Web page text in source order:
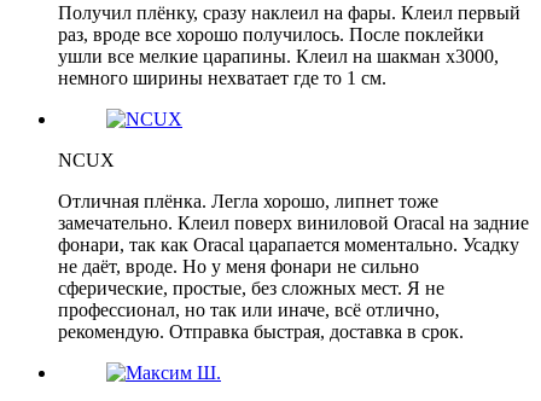
Получил плёнку, сразу наклеил на фары. Клеил первый
раз, вроде все хорошо получилось. После поклейки
ушли все мелкие царапины. Клеил на шакман х3000,
немного ширины нехватает где то 1 см.
NCUX
Отличная плёнка. Легла хорошо, липнет тоже
замечательно. Клеил поверх виниловой Oracal на задние
фонари, так как Oracal царапается моментально. Усадку
не даёт, вроде. Но у меня фонари не сильно
сферические, простые, без сложных мест. Я не
профессионал, но так или иначе, всё отлично,
рекомендую. Отправка быстрая, доставка в срок.